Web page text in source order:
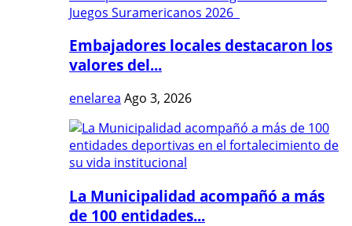
Embajadores locales destacaron los
valores del...
enelarea Ago 3, 2026
La Municipalidad acompañó a más
de 100 entidades...